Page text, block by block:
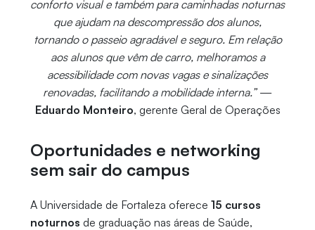
conforto visual e também para caminhadas noturnas
que ajudam na descompressão dos alunos,
tornando o passeio agradável e seguro. Em relação
aos alunos que vêm de carro, melhoramos a
acessibilidade com novas vagas e sinalizações
renovadas, facilitando a mobilidade interna.”—
Eduardo Monteiro, gerente Geral de Operações
Oportunidades e networking
sem sair do campus
A Universidade de Fortaleza oferece 15 cursos
noturnos de graduação nas áreas de Saúde,